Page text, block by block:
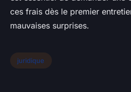
ces frais dès le premier
mauvaises surprises.
juridique